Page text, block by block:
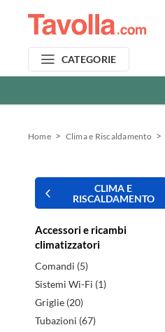
CATEGORIE
Home Clima e Riscaldamento
CLIMA E
RISCALDAMENTO
Accessori e ricambi
climatizzatori
Comandi (5)
Sistemi Wi-Fi (1)
Griglie (20)
Tubazioni (67)